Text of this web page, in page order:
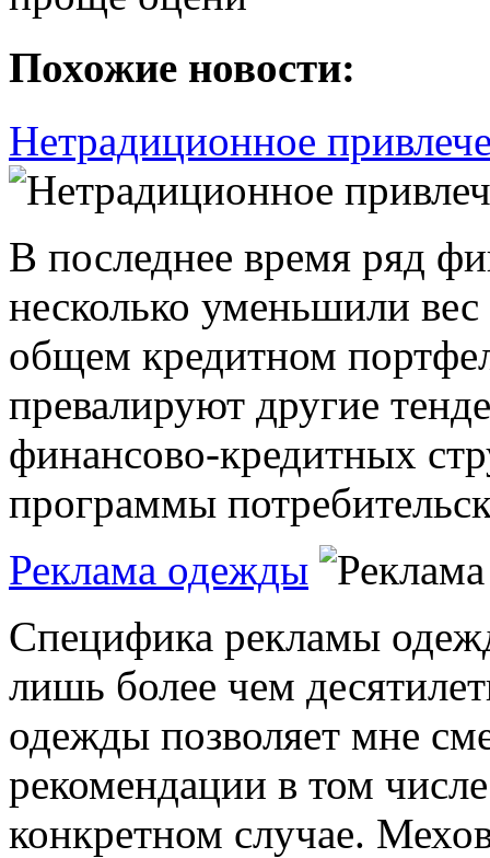
Похожие новости:
Нетрадиционное
В последнее время ряд
несколько уменьшили
общем кредитном
превалируют другие
финансово-кредитных
программы
Реклама одежды
Специфика рекламы
лишь более чем
одежды позволяет мне
рекомендации в том
конкретном случае.